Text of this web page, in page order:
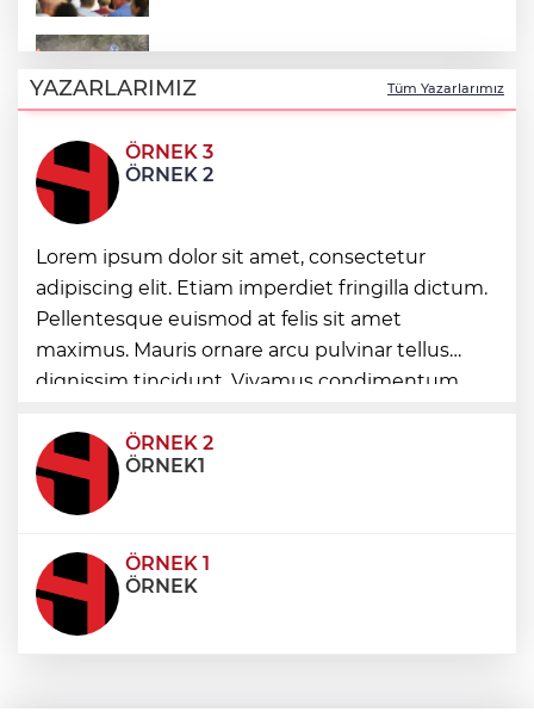
Enduro tutkunları Kocaeli’de buluştu
Mersin’de çocuklar geleneksel oyunlarla
buluştu
Manisa’da üst geçide asansör kolaylığı
İzmir’in ilk lavanta parkı geliyor
YAZARLARIMIZ Tüm Yazarlarımız
ÖRNEK 3
ÖRNEK 2
Lorem ipsum dolor sit amet, consectetur
adipiscing elit. Etiam imperdiet fringilla dictum.
Pellentesque euismod at felis sit amet
maximus. Mauris ornare arcu pulvinar tellus
dignissim tincidunt. Vivamus condimentum
condimentum eros et, faucibus sapien. Praese
ÖRNEK 2
ÖRNEK1
ÖRNEK 1
ÖRNEK